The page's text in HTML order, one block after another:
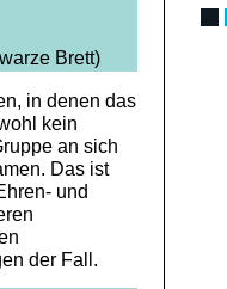
Brett)
in denen das
kein
an sich
Das ist
und
der Fall.